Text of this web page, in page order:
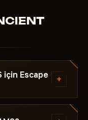
için Escape
+
ve şuna özel
- gerekli